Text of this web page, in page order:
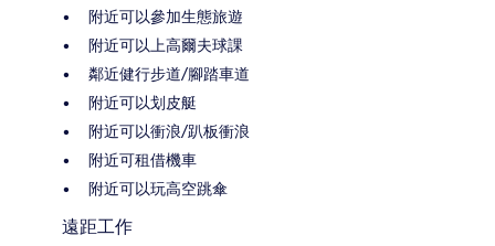
附近可以參加生態旅遊
附近可以上高爾夫球課
鄰近健行步道/腳踏車道
附近可以划皮艇
附近可以衝浪/趴板衝浪
附近可租借機車
附近可以玩高空跳傘
遠距工作